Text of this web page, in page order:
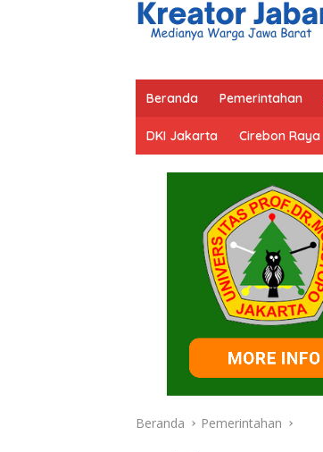
Beranda Pemerintahan
DKI Jakarta Cirebon Raya
Beranda Pemerintahan